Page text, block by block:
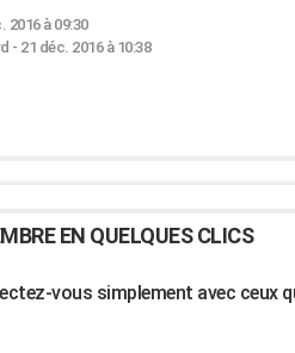
2016 à 09:30
- 21 déc. 2016 à 10:38
EN QUELQUES CLICS
vous simplement avec ceux